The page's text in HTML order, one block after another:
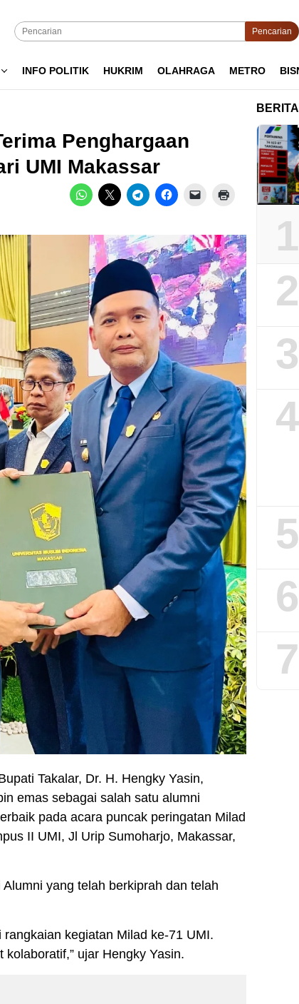
Pencarian
INFO POLITIK HUKRIM OLAHRAGA METRO
Penghargaan
UMI Makassar
Takalar, Dr. H. Hengky Yasin,
emas sebagai salah satu alumni
pada acara puncak peringatan Milad
II UMI, Jl Urip Sumoharjo, Makassar,
yang telah berkiprah dan telah
kegiatan Milad ke-71 UMI.
ujar Hengky Yasin.
1
2
3
4
5
6
7